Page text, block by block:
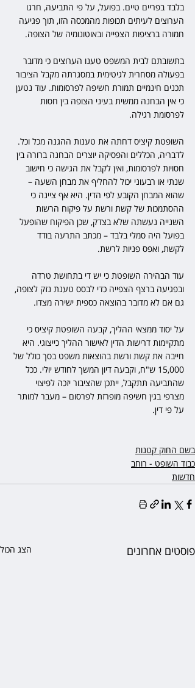
בלבד בפריים טיים. בפועל, על פי התביעה, חרגו
הערוצים לעיתים תכופות מהמכסה הזו, תוך פגיעה
חמורה ברציפות הצפייה ובאוטונומיה של הצופה.
בתשובתם לבית המשפט טענו הערוצים כי מדובר
בפעולה מסחרית לגיטימית במסגרתה מקבל הציבור
תכנים חינמיים תמורת חשיפה לפרסומות. עוד נטען
כי אין הבחנה ממשית בעיני הצופה בין חסות
לפרסומת רגילה.
השופטת קיציס דחתה את טענות ההגנה מכל וכל.
לדבריה, הכללים והפסיקה יוצרים הבחנה ברורה בין
חסויות לפרסומות, ואין לקבל את הגישה כי חישוב
שנתי או רבעוני יכול להחליף את מבחן השעה –
שהוא המבחן הקובע לפי הדין. היא אף ציינה כי
ההסתמכות של קשת ורשת על פיקוח הרשות
השנייה נעשתה שלא בצדק, שכן הפיקוח שהופעל
בפועל היה סמלי בלבד – מכתב התרעה בודד
לקשת, ואפס פניות לרשת.
עוד הבהירה השופטת כי יש די בתחושת טרדה
ובפגיעה ברצף הצפייה כדי לבסס טענת נזק לצופה,
גם אם לא מדובר בהוצאה כספית ישירה מצדו.
על יסוד ממצאי ההליך, קבעה השופטת קיציס כי
מתקיימות דרישות הדין לאישור ההליך כייצוגי. היא
חייבה את קשת ורשת בהוצאות משפט בסך כולל של
15,000 ש"ח, וקבעה דיון המשך לחודש יולי. ככל
שהתביעה תתקבל, ייתכן שהציבור יזכה לפיצוי
מצרפי בגין חשיפה מופרזת לפרסום – מעבר למותר
על פי דין.
בשם החוק קטנות
כבוד השופט - רוחב
חדשות
פוסטים אחרונים הצג הכול